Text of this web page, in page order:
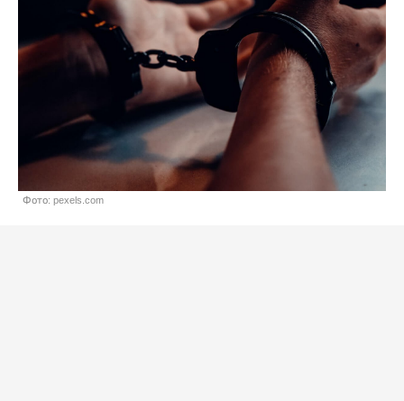
Фото: pexels.com